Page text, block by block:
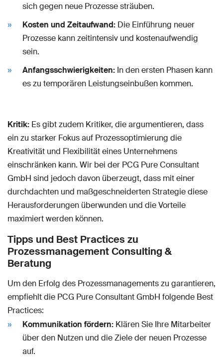
sich gegen neue Prozesse sträuben.
Kosten und Zeitaufwand: Die Einführung neuer
Prozesse kann zeitintensiv und kostenaufwendig
sein.
Anfangsschwierigkeiten: In den ersten Phasen kann
es zu temporären Leistungseinbußen kommen.
Kritik: Es gibt zudem Kritiker, die argumentieren, dass
ein zu starker Fokus auf Prozessoptimierung die
Kreativität und Flexibilität eines Unternehmens
einschränken kann. Wir bei der PCG Pure Consultant
GmbH sind jedoch davon überzeugt, dass mit einer
durchdachten und maßgeschneiderten Strategie diese
Herausforderungen überwunden und die Vorteile
maximiert werden können.
Tipps und Best Practices zu
Prozessmanagement Consulting &
Beratung
Um den Erfolg des Prozessmanagements zu garantieren,
empfiehlt die PCG Pure Consultant GmbH folgende Best
Practices:
Kommunikation fördern: Klären Sie Ihre Mitarbeiter
über den Nutzen und die Ziele der neuen Prozesse
auf.